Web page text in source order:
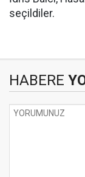
seçildiler.
HABERE